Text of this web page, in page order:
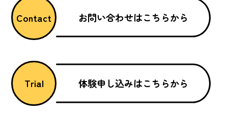
Contact お問い合わせはこちらから
Trial 体験申し込みはこちらから